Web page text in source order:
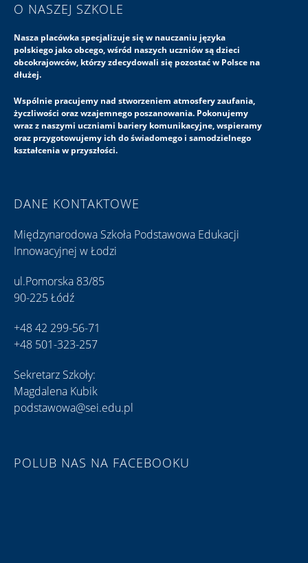
O NASZEJ SZKOLE
Nasza placówka specjalizuje się w nauczaniu języka
polskiego jako obcego, wśród naszych uczniów są dzieci
obcokrajowców, którzy zdecydowali się pozostać w Polsce na
dłużej.
Wspólnie pracujemy nad stworzeniem atmosfery zaufania,
życzliwości oraz wzajemnego poszanowania. Pokonujemy
wraz z naszymi uczniami bariery komunikacyjne, wspieramy
oraz przygotowujemy ich do świadomego i samodzielnego
kształcenia w przyszłości.
DANE KONTAKTOWE
Międzynarodowa Szkoła Podstawowa Edukacji
Innowacyjnej w Łodzi
ul.Pomorska 83/85
90-225 Łódź
+48 42 299-56-71
+48 501-323-257
Sekretarz Szkoły:
Magdalena Kubik
podstawowa@sei.edu.pl
POLUB NAS NA FACEBOOKU